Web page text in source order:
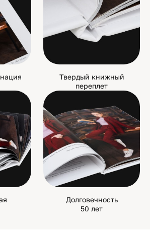
Твердый книжный
переплет
Долговечность
50 лет